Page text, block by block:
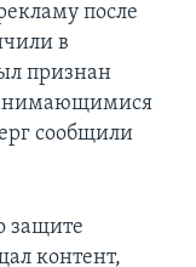
после
в
признан
сообщили
защите
контент,